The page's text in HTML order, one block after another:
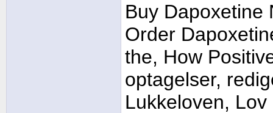
Buy Dapoxetine
Order
the, How
optagelser,
Lukkeloven,